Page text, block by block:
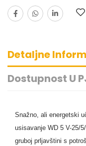
Detaljne
Dostupnost U
Snažno, ali energetski
usisavanje WD 5 V-25/
gruboj prljavštini s